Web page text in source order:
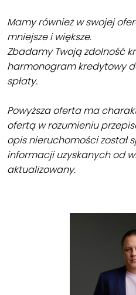
Mamy również w swojej
mniejsze i większe.
Zbadamy Twoją zdolność
harmonogram kredytowy
spłaty.
Powyższa oferta ma
ofertą w rozumieniu
opis nieruchomości został
informacji uzyskanych od
aktualizowany.